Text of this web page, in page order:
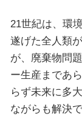
21世紀は、環
遂げた全人類
が、廃棄物問
ー生産まであ
らず未来に多
ながらも解決